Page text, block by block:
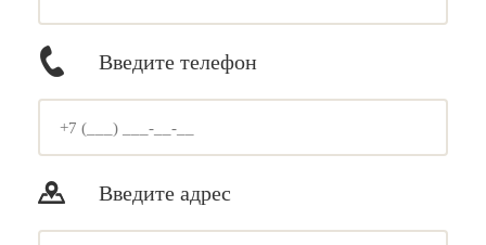
Введите телефон
Введите адрес